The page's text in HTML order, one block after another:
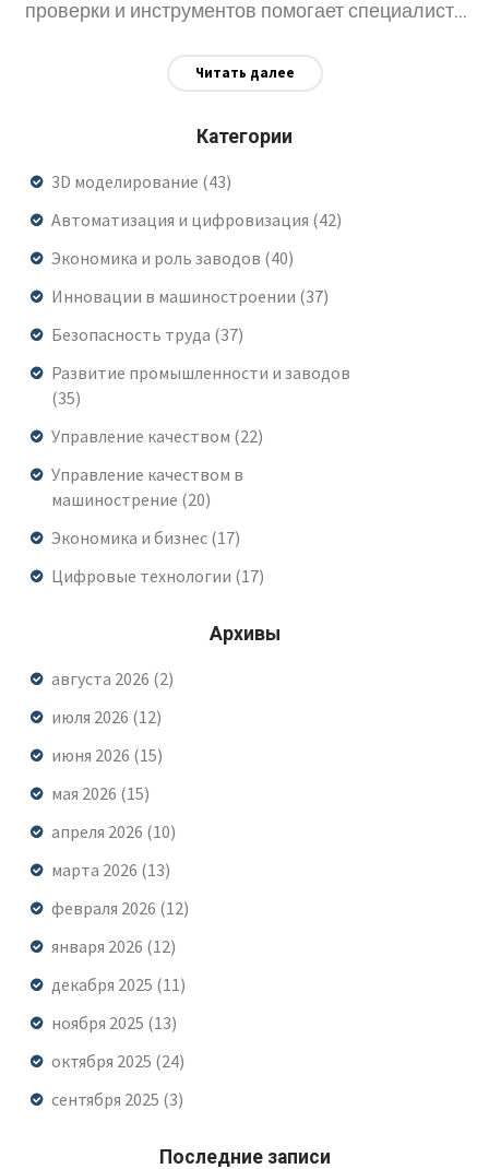
проверки и инструментов помогает специалисту
Современные требования постоянно меняются —
В статье разобраны ключевые навыки, которые
должен освоить каждый, кто работает с
контролем качества на производстве.
Читать далее
Категории
3D моделирование (43)
Автоматизация и цифровизация (42)
Экономика и роль заводов (40)
Инновации в машиностроении (37)
Безопасность труда (37)
Развитие промышленности и заводов
(35)
Управление качеством (22)
Управление качеством в
машинострение (20)
Экономика и бизнес (17)
Цифровые технологии (17)
Архивы
августа 2026 (2)
июля 2026 (12)
июня 2026 (15)
мая 2026 (15)
апреля 2026 (10)
марта 2026 (13)
февраля 2026 (12)
января 2026 (12)
декабря 2025 (11)
ноября 2025 (13)
октября 2025 (24)
сентября 2025 (3)
Последние записи